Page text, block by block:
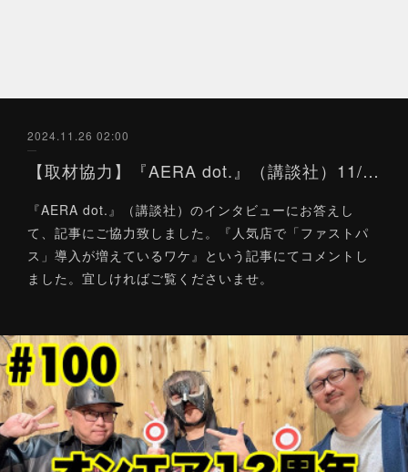
2024.11.26 02:00
【取材協力】『AERA dot.』（講談社）11/26
『AERA dot.』（講談社）のインタビューにお答えし
て、記事にご協力致しました。『人気店で「ファストパ
ス」導入が増えているワケ』という記事にてコメントし
ました。宜しければご覧くださいませ。